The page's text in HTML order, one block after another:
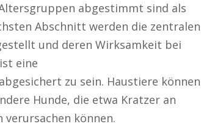
abgestimmt sind als
Abschnitt werden die zentralen
und deren Wirksamkeit bei
eine
zu sein. Haustiere können
Hunde, die etwa Kratzer an
verursachen können.